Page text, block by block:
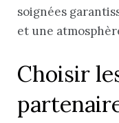
soignées
et une
Choisir